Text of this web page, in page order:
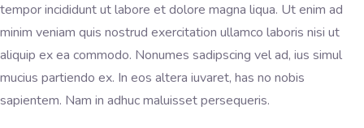
tempor incididunt ut labore et dolore magna liqua. Ut enim ad
minim veniam quis nostrud exercitation ullamco laboris nisi ut
aliquip ex ea commodo. Nonumes sadipscing vel ad, ius simul
mucius partiendo ex. In eos altera iuvaret, has no nobis
sapientem. Nam in adhuc maluisset persequeris.